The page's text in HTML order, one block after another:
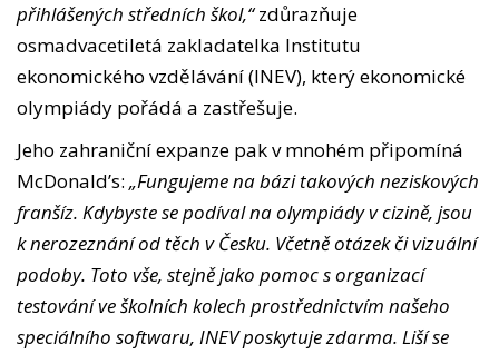
přihlášených středních škol,“zdůrazňuje
osmadvacetiletá zakladatelka Institutu
ekonomického vzdělávání (INEV), který ekonomické
olympiády pořádá a zastřešuje.
Jeho zahraniční expanze pak v mnohém připomíná
McDonald’s: „Fungujeme na bázi takových neziskových
franšíz. Kdybyste se podíval na olympiády v cizině, jsou
k nerozeznání od těch v Česku. Včetně otázek či vizuální
podoby. Toto vše, stejně jako pomoc s organizací
testování ve školních kolech prostřednictvím našeho
speciálního softwaru, INEV poskytuje zdarma. Liší se